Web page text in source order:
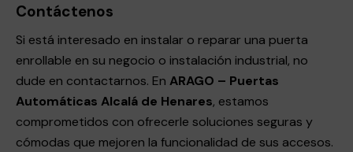
Contáctenos
Si está interesado en instalar o reparar una puerta
enrollable en su negocio o instalación industrial, no
dude en contactarnos. En ARAGO – Puertas
Automáticas Alcalá de Henares, estamos
comprometidos con ofrecerle soluciones seguras y
cómodas que mejoren la funcionalidad de sus accesos.